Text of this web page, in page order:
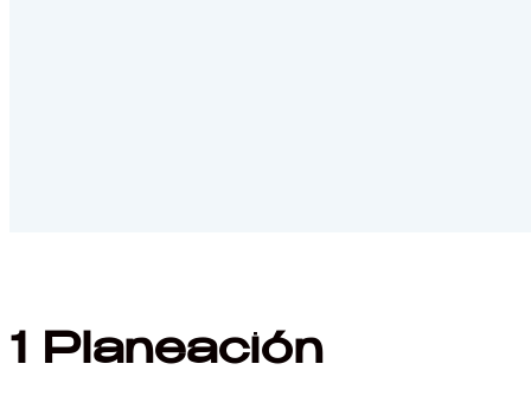
1 Planeación